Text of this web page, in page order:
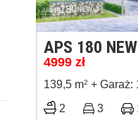
APS 180 NEW
4999 zł
139,5 m2 + Garaż:
2 3